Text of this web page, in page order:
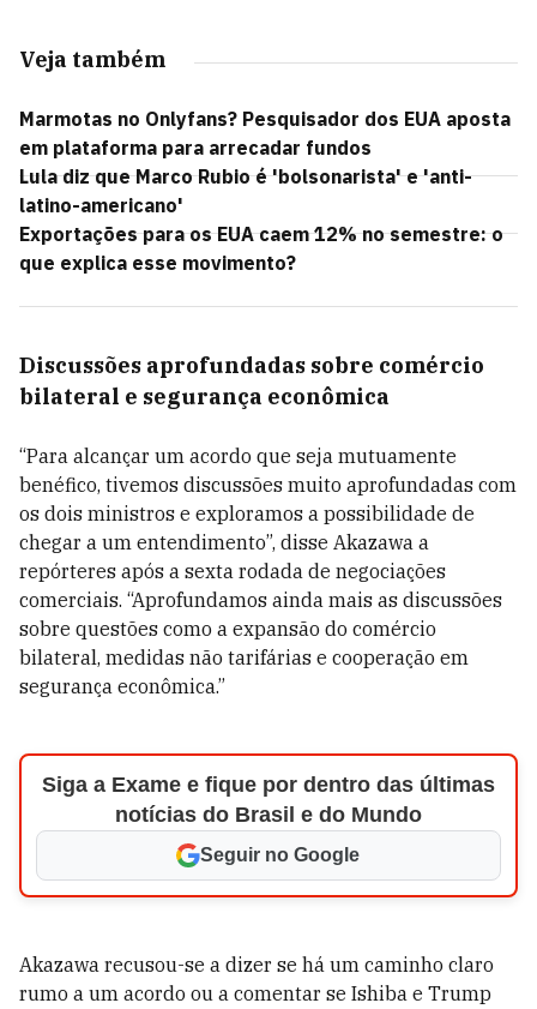
Veja também
Marmotas no Onlyfans? Pesquisador dos EUA aposta
em plataforma para arrecadar fundos
Lula diz que Marco Rubio é 'bolsonarista' e 'anti-
latino-americano'
Exportações para os EUA caem 12% no semestre: o
que explica esse movimento?
Discussões aprofundadas sobre comércio
bilateral e segurança econômica
“Para alcançar um acordo que seja mutuamente
benéfico, tivemos discussões muito aprofundadas com
os dois ministros e exploramos a possibilidade de
chegar a um entendimento”, disse Akazawa a
repórteres após a sexta rodada de negociações
comerciais. “Aprofundamos ainda mais as discussões
sobre questões como a expansão do comércio
bilateral, medidas não tarifárias e cooperação em
segurança econômica.”
Siga a Exame e fique por dentro das últimas
notícias do Brasil e do Mundo
Seguir no Google
Akazawa recusou-se a dizer se há um caminho claro
rumo a um acordo ou a comentar se Ishiba e Trump